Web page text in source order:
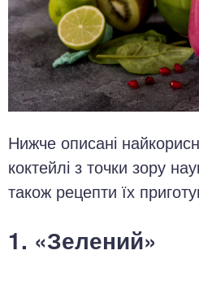
Нижче описані
коктейлі з точки зору
також рецепти їх
1. «Зелений»